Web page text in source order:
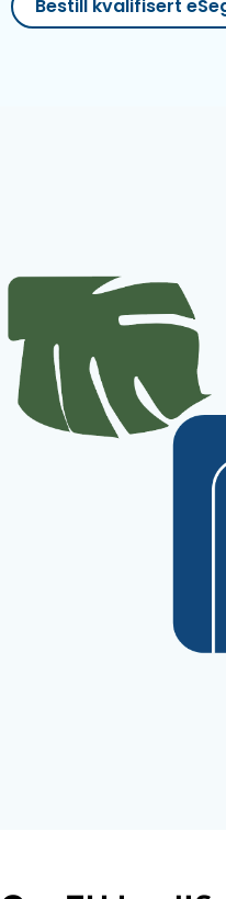
Bestill kvalifisert